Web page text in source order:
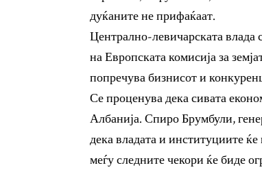
дуќаните не прифаќаат.
Централно-левичарската влада
на Европската комисија за
попречува бизнисот и
Се проценува дека сивата
Албанија. Спиро Брумбули,
дека владата и институциите
меѓу следните чекори ќе биде